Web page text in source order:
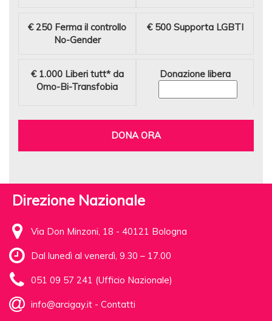
€ 250 Ferma il controllo
No-Gender
€ 500 Supporta LGBTI
€ 1.000 Liberi tutt* da
Omo-Bi-Transfobia
Donazione libera
DONA ORA
Direzione Nazionale
Via Don Minzoni, 18 - 40121 Bologna
Dal lunedì al venerdì, 9.30 – 17.00
051 09 57 241 (Ufficio Nazionale)
info@arcigay.it - Contatti